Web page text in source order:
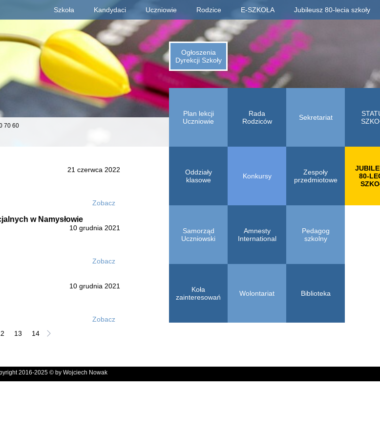
21 czerwca 2022
Zobacz
w Namysłowie
10 grudnia 2021
Zobacz
10 grudnia 2021
Zobacz
13 14
Szkoła
Deklaracja dostępności
Kandydaci Uczniowie Rodzice E-SZKOŁA Jubileusz 80-lecia szkoły
Informacje o jubileuszu
Animacje (liczby, daty)
Ogłoszenia
Dyrekcji Szkoły
Plan lekcji
Uczniowie
Oddziały
klasowe
Samorząd
Uczniowski
Koła
zainteresowań
Rada
Rodziców
Konkursy
Amnesty
International
Wolontariat
Sekretariat
Zespoły
przedmiotowe
Pedagog
szkolny
Biblioteka
80-
70 60
2016-2025 © by Wojciech Nowak